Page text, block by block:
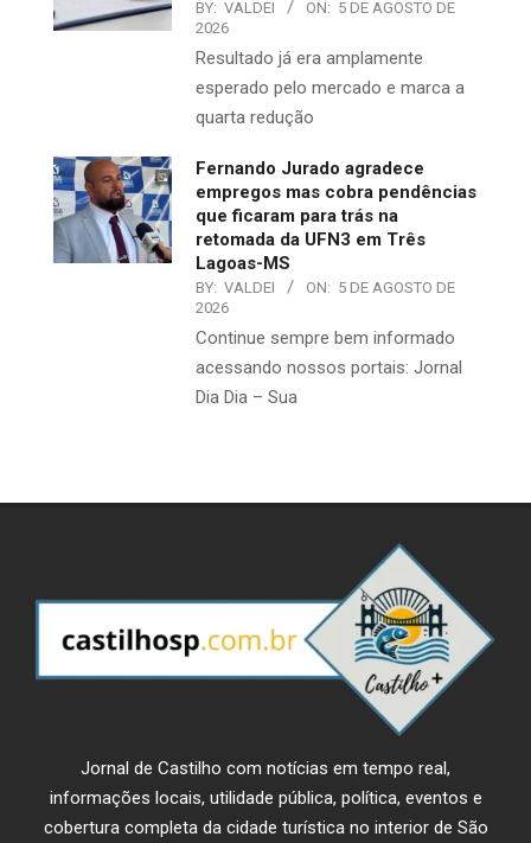
BY: VALDEI ON: 5 DE AGOSTO DE
2026
Resultado já era amplamente
esperado pelo mercado e marca a
quarta redução
Fernando Jurado agradece
empregos mas cobra pendências
que ficaram para trás na
retomada da UFN3 em Três
Lagoas-MS
BY: VALDEI ON: 5 DE AGOSTO DE
2026
Continue sempre bem informado
acessando nossos portais: Jornal
Dia Dia – Sua
Jornal de Castilho com notícias em tempo real,
informações locais, utilidade pública, política, eventos e
cobertura completa da cidade turística no interior de São